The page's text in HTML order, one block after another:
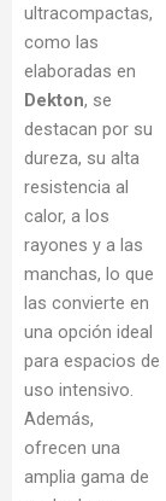
ultracompactas,
como las
elaboradas en
Dekton, se
destacan por su
dureza, su alta
resistencia al
calor, a los
rayones y a las
manchas, lo que
las convierte en
una opción ideal
para espacios de
uso intensivo.
Además,
ofrecen una
amplia gama de